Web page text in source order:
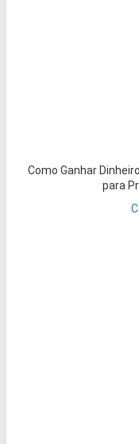
Como Ganhar
para